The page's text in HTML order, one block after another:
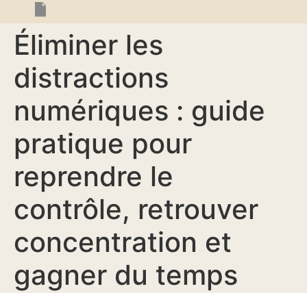
Éliminer les
distractions
numériques : guide
pratique pour
reprendre le
contrôle, retrouver
concentration et
gagner du temps